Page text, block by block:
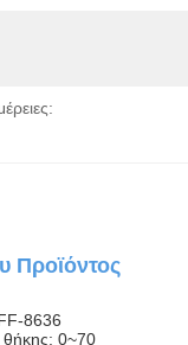
Προϊόντος
8636
θήκης: 0~70